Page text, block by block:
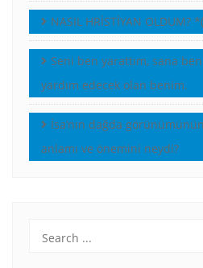
NASIL HRİSTİYAN OLDUM?
Seni ben yarattım, sana
yardım edecek olan benim.
İsa’nın dağda
anlamı ve önemini neydi?